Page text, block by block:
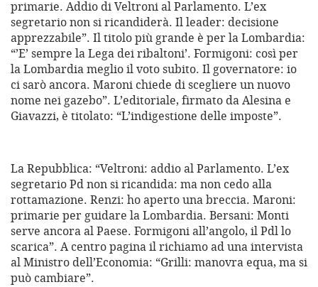
primarie. Addio di Veltroni al Parlamento. L’ex
segretario non si ricandiderà. Il leader: decisione
apprezzabile”. Il titolo più grande è per la Lombardia:
“’E’ sempre la Lega dei ribaltoni’. Formigoni: così per
la Lombardia meglio il voto subito. Il governatore: io
ci sarò ancora. Maroni chiede di scegliere un nuovo
nome nei gazebo”. L’editoriale, firmato da Alesina e
Giavazzi, è titolato: “L’indigestione delle imposte”.
La Repubblica: “Veltroni: addio al Parlamento. L’ex
segretario Pd non si ricandida: ma non cedo alla
rottamazione. Renzi: ho aperto una breccia. Maroni:
primarie per guidare la Lombardia. Bersani: Monti
serve ancora al Paese. Formigoni all’angolo, il Pdl lo
scarica”. A centro pagina il richiamo ad una intervista
al Ministro dell’Economia: “Grilli: manovra equa, ma si
può cambiare”.